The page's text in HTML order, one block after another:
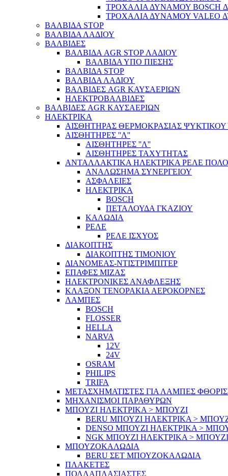
ΤΡΟΧΑΛΙΑ ΔΥΝΑΜΟΥ BOSCH
ΤΡΟΧΑΛΙΑ ΔΥΝΑΜΟΥ VALEO
ΒΑΛΒΙΔΑ STOP
ΒΑΛΒΙΔΑ ΛΑΔΙΟΥ
ΒΑΛΒΙΔΕΣ
ΒΑΛΒΙΔΑ AGR STOP ΛΑΔΙΟΥ
ΒΑΛΒΙΔΑ ΥΠΟ ΠΙΕΣΗΣ
ΒΑΛΒΙΔΑ STOP
ΒΑΛΒΙΔΑ ΛΑΔΙΟΥ
ΒΑΛΒΙΔΕΣ AGR ΚΑΥΣΑΕΡΙΩΝ
ΗΛΕΚΤΡΟΒΑΛΒΙΔΕΣ
ΒΑΛΒΙΔΕΣ AGR ΚΑΥΣΑΕΡΙΩΝ
ΗΛΕΚΤΡΙΚΑ
ΑΙΣΘΗΤΗΡΑΣ ΘΕΡΜΟΚΡΑΣΙΑΣ ΨΥΚΤΙΚΟΥ
ΑΙΣΘΗΤΗΡΕΣ ''Λ''
ΑΙΣΘΗΤΗΡEΣ ''Λ''
ΑΙΣΘΗΤΗΡEΣ ΤΑΧΥΤΗΤΑΣ
ΑΝΤΑΛΛΑΚΤΙΚΑ ΗΛΕΚΤΡΙΚΑ ΡΕΛΕ
ΑΝΑΛΩΣΗΜΑ ΣΥΝΕΡΓΕΙΟΥ
ΑΣΦΑΛΕΙΕΣ
ΗΛΕΚΤΡΙΚΑ
BOSCH
ΠΕΤΑΛΟΥΔΑ ΓΚΑΖΙΟΥ
ΚΑΛΩΔΙΑ
ΡΕΛΕ
ΡΕΛΕ ΙΣΧΥΟΣ
ΔΙΑΚΟΠΤΗΣ
ΔΙΑΚΟΠΤΗΣ ΤΙΜΟΝΙΟΥ
ΔΙΑΝΟΜΕΑΣ-ΝΤΙΣΤΡΙΜΠΙΤΕΡ
ΕΠΑΦΕΣ ΜΙΖΑΣ
ΗΛΕΚΤΡΟΝΙΚΕΣ ΑΝΑΦΛΕΞΗΣ
ΚΛΑΞΟΝ ΤΕΝΟΡΑΚΙΑ ΑΕΡΟΚΟΡΝΕΣ
ΛΑΜΠΕΣ
BOSCH
FLOSSER
HELLA
NARVA
12V
24V
OSRAM
PHILIPS
TRIFA
ΜΕΤΑΣΧΗΜΑΤΙΣΤΕΣ ΓΙΑ ΛΑΜΠΕΣ
ΜΗΧΑΝΙΣΜΟΙ ΠΑΡΑΘΥΡΩΝ
ΜΠΟΥΖΙ ΗΛΕΚΤΡΙΚΑ > ΜΠΟΥΖΙ
BERU ΜΠΟΥΖΙ ΗΛΕΚΤΡΙΚΑ >
DENSO ΜΠΟΥΖΙ ΗΛΕΚΤΡΙΚΑ >
NGK ΜΠΟΥΖΙ ΗΛΕΚΤΡΙΚΑ > ΜΠΟΥΖΙ
ΜΠΟΥΖΟΚΑΛΩΔΙΑ
BERU ΣΕΤ ΜΠΟΥΖΟΚΑΛΩΔΙΑ
ΠΛΑΚΕΤΕΣ
ΠΟΛΛΑΠΛΑΣΙΑΣΤΕΣ